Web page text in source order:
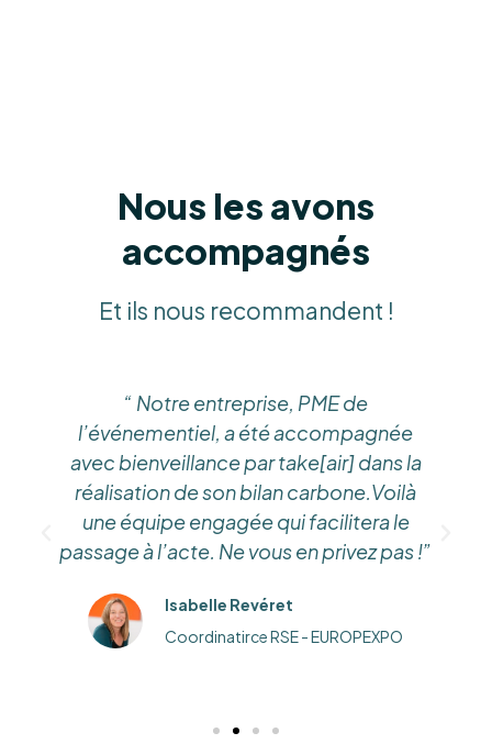
Nous les avons
accompagnés
Et ils nous recommandent !
“ Notre entreprise, PME de
l’événementiel, a été accompagnée
avec bienveillance par take[air] dans la
réalisation de son bilan carbone.Voilà
une équipe engagée qui facilitera le
passage à l’acte. Ne vous en privez pas !”
Isabelle Revéret
Coordinatirce RSE - EUROPEXPO